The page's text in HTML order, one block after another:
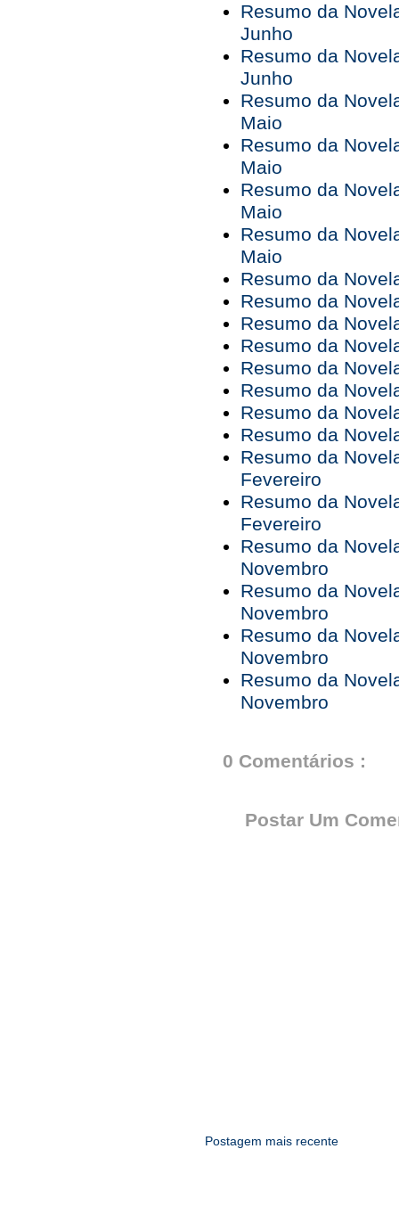
Resumo da
Junho
Resumo da
Junho
Resumo da
Maio
Resumo da
Maio
Resumo da
Maio
Resumo da
Maio
Resumo da
Resumo da
Resumo da
Resumo da
Resumo da
Resumo da
Resumo da
Resumo da
Resumo da
Fevereiro
Resumo da
Fevereiro
Resumo da
Novembro
Resumo da
Novembro
Resumo da
Novembro
Resumo da
Novembro
0 Comentários :
Postar Um
Postagem mais recente